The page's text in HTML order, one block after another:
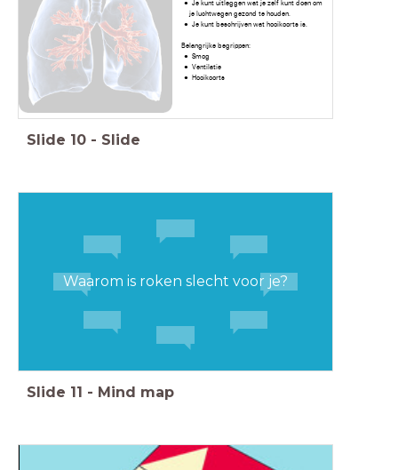
Je kunt uitleggen wat je zelf kunt doen om
je luchtwegen gezond te houden.
Je kunt beschrijven wat hooikoorts is.
Belangrijke begrippen:
Smog
Ventilatie
Hooikoorts
Slide 10 - Slide
Waarom is roken slecht voor je?
Slide 11 - Mind map